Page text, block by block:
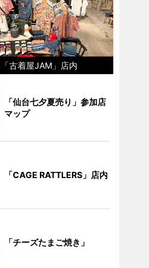
古着屋JAM」店内
「仙台七夕夏売り」参加店
マップ
「CAGE RATTLERS」店内
「チーズたまご焼き」